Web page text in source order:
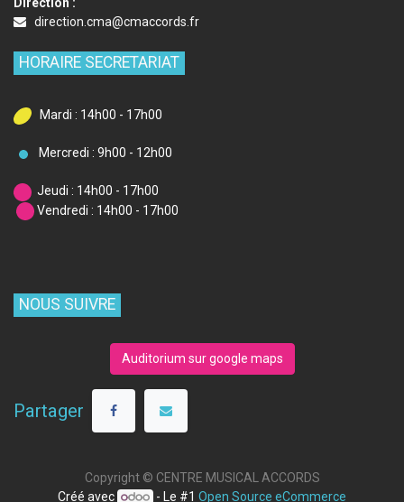
Direction :
direction.cma@cmaccords.fr
HORAIRE SECRETARIAT
Mardi : 14h00 - 17h00
Mercredi : 9h00 - 12h00
Jeudi : 14h00 - 17h00
Vendredi : 14h00 - 17h00
NOUS SUIVRE
Auditorium sur google maps
Partager
Copyright © CENTRE MUSICAL ACCORDS
Créé avec
- Le #1Open Source eCommerce